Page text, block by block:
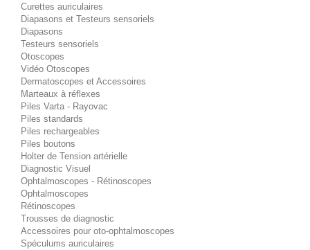
Curettes auriculaires
Diapasons et Testeurs sensoriels
Diapasons
Testeurs sensoriels
Otoscopes
Vidéo Otoscopes
Dermatoscopes et Accessoires
Marteaux à réflexes
Piles Varta - Rayovac
Piles standards
Piles rechargeables
Piles boutons
Holter de Tension artérielle
Diagnostic Visuel
Ophtalmoscopes - Rétinoscopes
Ophtalmoscopes
Rétinoscopes
Trousses de diagnostic
Accessoires pour oto-ophtalmoscopes
Spéculums auriculaires